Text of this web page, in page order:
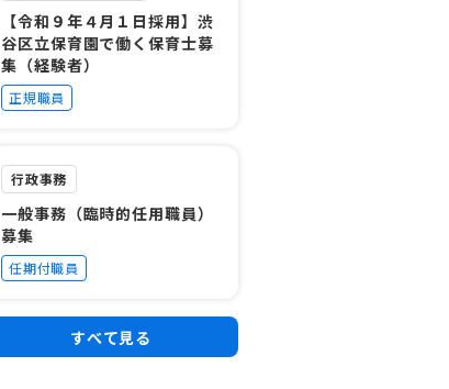
【令和９年４月１日採用】渋
谷区立保育園で働く保育士募
集（経験者）
正規職員
行政事務
一般事務（臨時的任用職員）
募集
任期付職員
すべて見る